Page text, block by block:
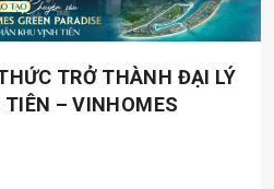
TRỞ THÀNH ĐẠI LÝ
– VINHOMES